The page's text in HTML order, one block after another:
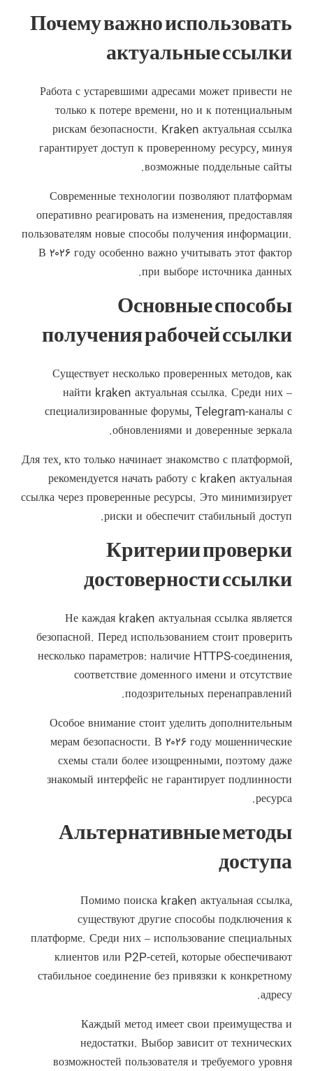
Почему важно использовать
актуальные ссылки
Работа с устаревшими адресами может привести не
только к потере времени, но и к потенциальным
рискам безопасности. Kraken актуальная ссылка
гарантирует доступ к проверенному ресурсу, минуя
возможные поддельные сайты.
Современные технологии позволяют платформам
оперативно реагировать на изменения, предоставляя
пользователям новые способы получения информации.
В ۲۰۲۶ году особенно важно учитывать этот фактор
при выборе источника данных.
Основные способы
получения рабочей ссылки
Существует несколько проверенных методов, как
найти kraken актуальная ссылка. Среди них –
специализированные форумы, Telegram-каналы с
обновлениями и доверенные зеркала.
Для тех, кто только начинает знакомство с платформой,
рекомендуется начать работу с kraken актуальная
ссылка через проверенные ресурсы. Это минимизирует
риски и обеспечит стабильный доступ.
Критерии проверки
достоверности ссылки
Не каждая kraken актуальная ссылка является
безопасной. Перед использованием стоит проверить
несколько параметров: наличие HTTPS-соединения,
соответствие доменного имени и отсутствие
подозрительных перенаправлений.
Особое внимание стоит уделить дополнительным
мерам безопасности. В ۲۰۲۶ году мошеннические
схемы стали более изощренными, поэтому даже
знакомый интерфейс не гарантирует подлинности
ресурса.
Альтернативные методы
доступа
Помимо поиска kraken актуальная ссылка,
существуют другие способы подключения к
платформе. Среди них – использование специальных
клиентов или P2P-сетей, которые обеспечивают
стабильное соединение без привязки к конкретному
адресу.
Каждый метод имеет свои преимущества и
недостатки. Выбор зависит от технических
возможностей пользователя и требуемого уровня